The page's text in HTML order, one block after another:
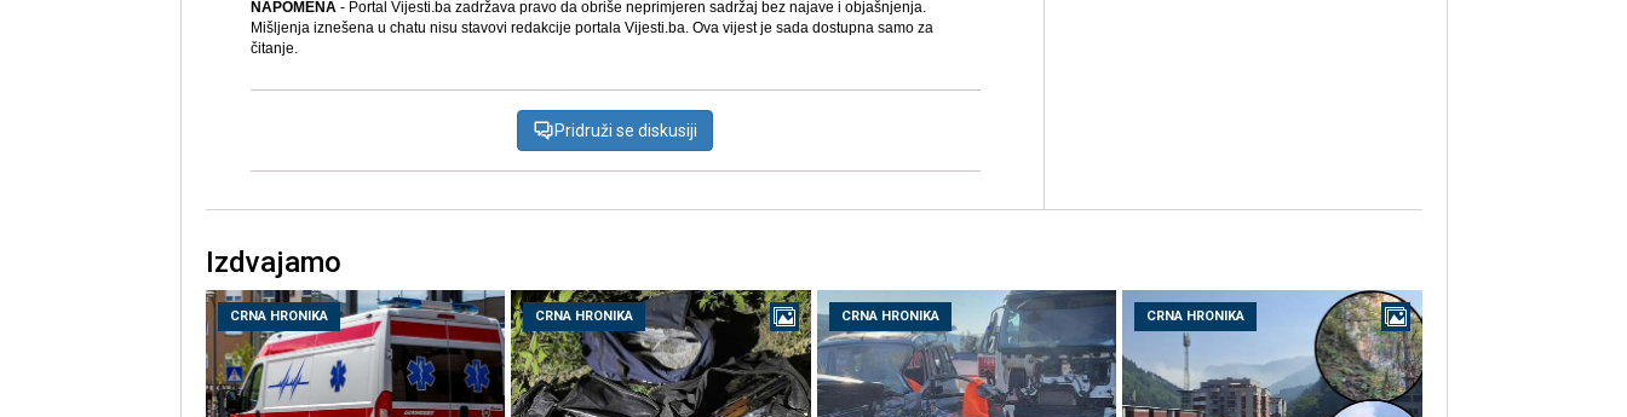
NAPOMENA- Portal Vijesti.ba zadržava pravo da obriše neprimjeren sadržaj bez najave i objašnjenja.
Mišljenja iznešena u chatu nisu stavovi redakcije portala Vijesti.ba. Ova vijest je sada dostupna samo za
čitanje.
Pridruži se diskusiji
Izdvajamo
CRNA HRONIKA CRNA HRONIKA CRNA HRONIKA CRNA HRONIKA